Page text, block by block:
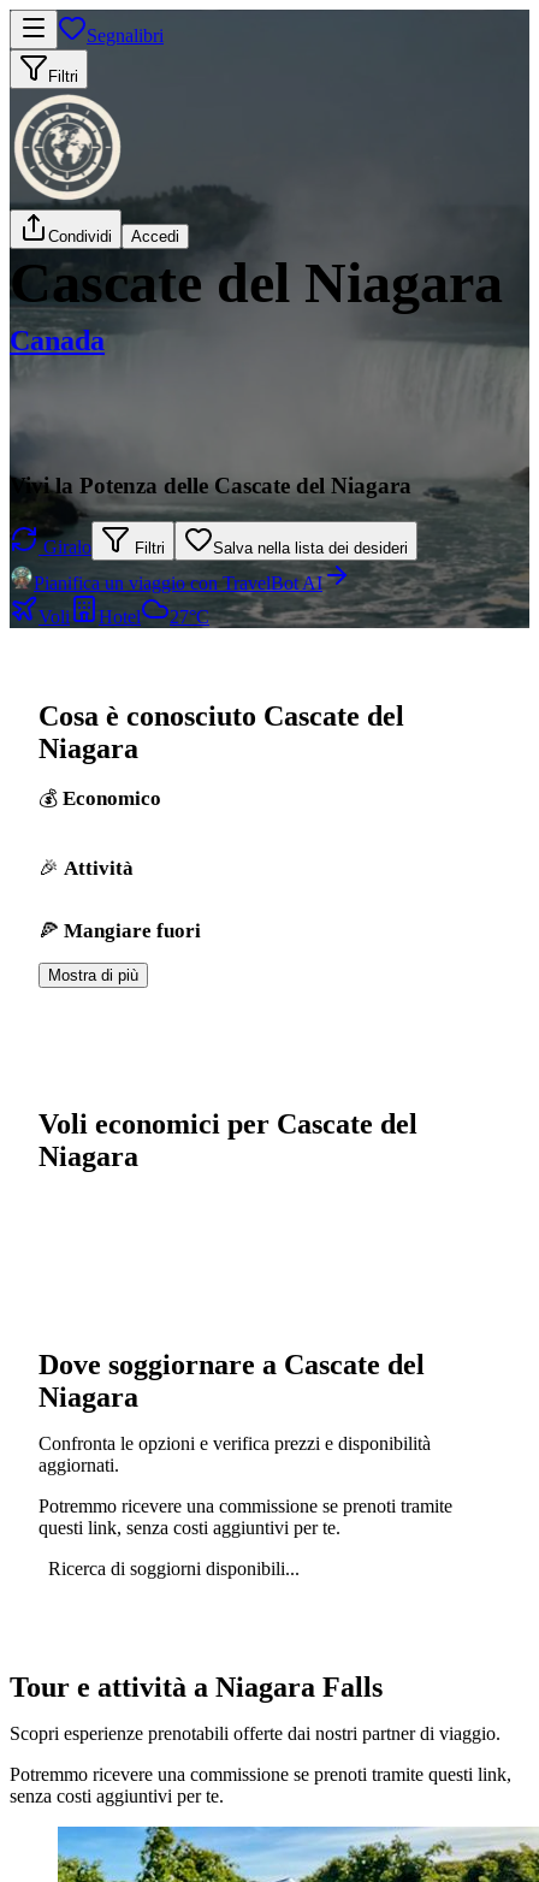
Segnalibri
Filtri
Condividi Accedi
Cascate del Niagara
Canada
Vivi la Potenza delle Cascate del Niagara
Giralo Filtri Salva nella lista dei desideri
Pianifica un viaggio con TravelBot AI
Voli
Hotel 27°C
Cosa è conosciuto Cascate del
Niagara
Economico
Attività
Mangiare fuori
Mostra di più
Voli economici per Cascate del
Niagara
Dove soggiornare a Cascate del
Niagara
Confronta le opzioni e verifica prezzi e disponibilità
aggiornati.
Potremmo ricevere una commissione se prenoti tramite
questi link, senza costi aggiuntivi per te.
Ricerca di soggiorni disponibili...
Tour e attività a Niagara Falls
Scopri esperienze prenotabili offerte dai nostri partner di viaggio.
Potremmo ricevere una commissione se prenoti tramite questi link,
senza costi aggiuntivi per te.